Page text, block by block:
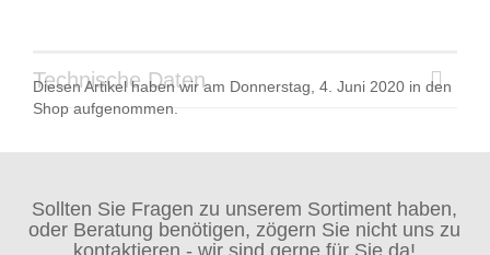
Technische Daten
Diesen Artikel haben wir am Donnerstag, 4. Juni 2020 in den
Shop aufgenommen.
Sollten Sie Fragen zu unserem Sortiment haben,
oder Beratung benötigen, zögern Sie nicht uns zu
kontaktieren - wir sind gerne für Sie da!